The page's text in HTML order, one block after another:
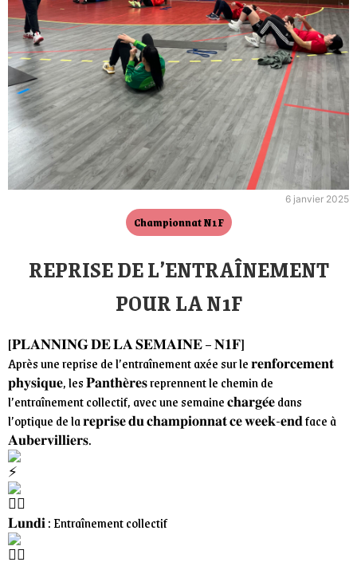
6 janvier 2025
Championnat N1F
REPRISE DE L’ENTRAÎNEMENT
POUR LA N1F
[𝐏𝐋𝐀𝐍𝐍𝐈𝐍𝐆 𝐃𝐄 𝐋𝐀 𝐒𝐄𝐌𝐀𝐈𝐍𝐄 – 𝐍𝟏𝐅]
Après une reprise de l’entraînement axée sur le 𝐫𝐞𝐧𝐟𝐨𝐫𝐜𝐞𝐦𝐞𝐧𝐭
𝐩𝐡𝐲𝐬𝐢𝐪𝐮𝐞, les 𝐏𝐚𝐧𝐭𝐡𝐞̀𝐫𝐞𝐬 reprennent le chemin de
l’entraînement collectif, avec une semaine 𝐜𝐡𝐚𝐫𝐠𝐞́𝐞 dans
l’optique de la 𝐫𝐞𝐩𝐫𝐢𝐬𝐞 𝐝𝐮 𝐜𝐡𝐚𝐦𝐩𝐢𝐨𝐧𝐧𝐚𝐭 𝐜𝐞 𝐰𝐞𝐞𝐤-𝐞𝐧𝐝 face à
𝐀𝐮𝐛𝐞𝐫𝐯𝐢𝐥𝐥𝐢𝐞𝐫𝐬.
𝐋𝐮𝐧𝐝𝐢 : Entraînement collectif